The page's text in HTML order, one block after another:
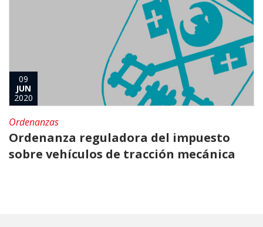
09
JUN
2020
Ordenanzas
Ordenanza reguladora del impuesto
sobre vehículos de tracción mecánica